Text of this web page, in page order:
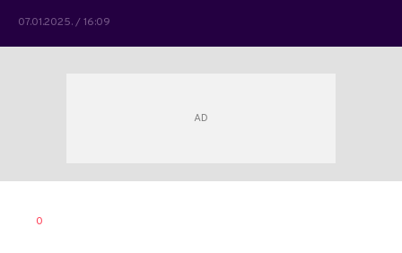
07.01.2025. / 16:09
AUTOR
0